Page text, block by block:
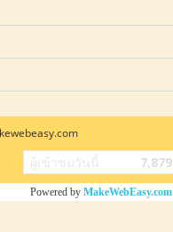
ผู้เข้าชมวันนี้ 7,879
Powered by MakeWebEasy.com